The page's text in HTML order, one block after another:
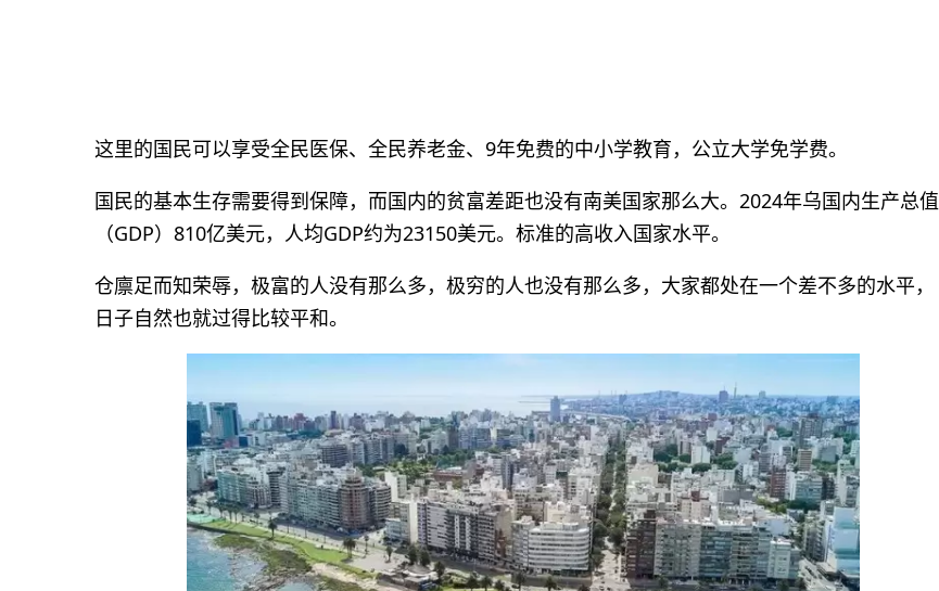
这里的国民可以享受全民医保、全民养老金、9年免费的中小学教育，公立大学免学费。
国民的基本生存需要得到保障，而国内的贫富差距也没有南美国家那么大。2024年乌国内生产总值
（GDP）810亿美元，人均GDP约为23150美元。标准的高收入国家水平。
仓廪足而知荣辱，极富的人没有那么多，极穷的人也没有那么多，大家都处在一个差不多的水平，
日子自然也就过得比较平和。